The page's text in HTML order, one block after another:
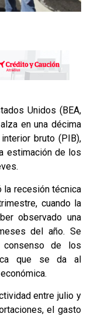
Unidos (BEA,
en una décima
bruto (PIB),
estimación de los
la recesión técnica
cuando la
observado una
del año. Se
consenso de los
que se da al
entre julio y
el gasto